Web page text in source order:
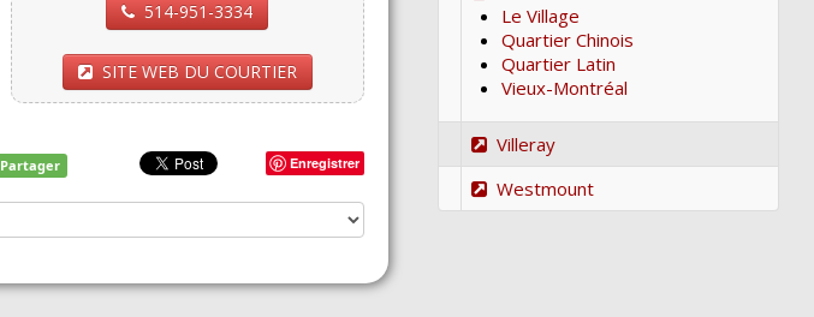
514-951-3334
SITE WEB DU COURTIER
Enregistrer
Partager
Le Village
Quartier Chinois
Quartier Latin
Vieux-Montréal
Villeray
Westmount